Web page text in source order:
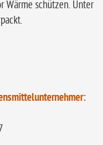
Wärme schützen. Unter